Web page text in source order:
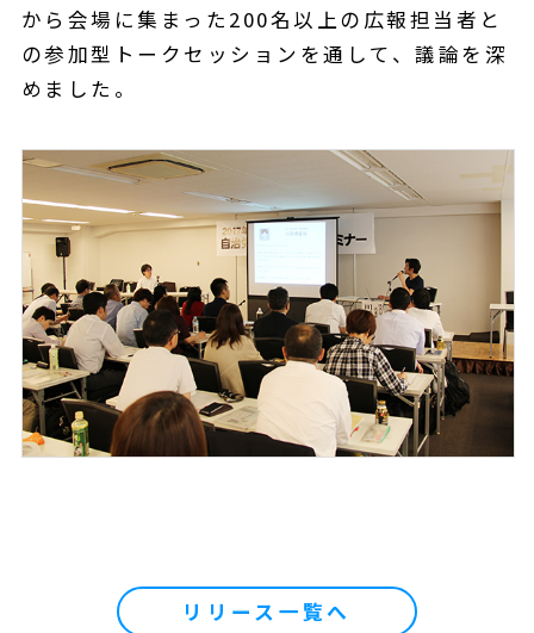
から会場に集まった200名以上の広報担当者と
の参加型トークセッションを通して、議論を深
めました。
リリース一覧へ